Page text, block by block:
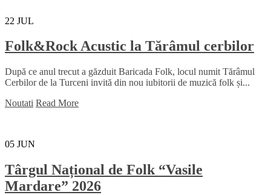
22 JUL
Folk&Rock Acustic la Tărâmul cerbilor
După ce anul trecut a găzduit Baricada Folk, locul numit Tărâmul
Cerbilor de la Turceni invită din nou iubitorii de muzică folk și...
Noutati Read More
05 JUN
Târgul Național de Folk “Vasile
Mardare” 2026